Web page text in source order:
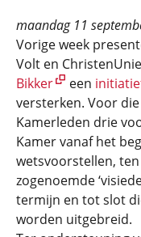
maandag 11
Vorige week
Volt en ChristenUnie
Bikker
een
versterken. Voor
Kamerleden drie
Kamer vanaf het
wetsvoorstellen,
zogenoemde
termijn en tot slot
worden uitgebreid.